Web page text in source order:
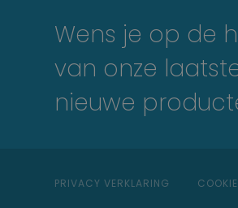
Wens je op de
van onze
nieuwe
PRIVACY VERKLARING